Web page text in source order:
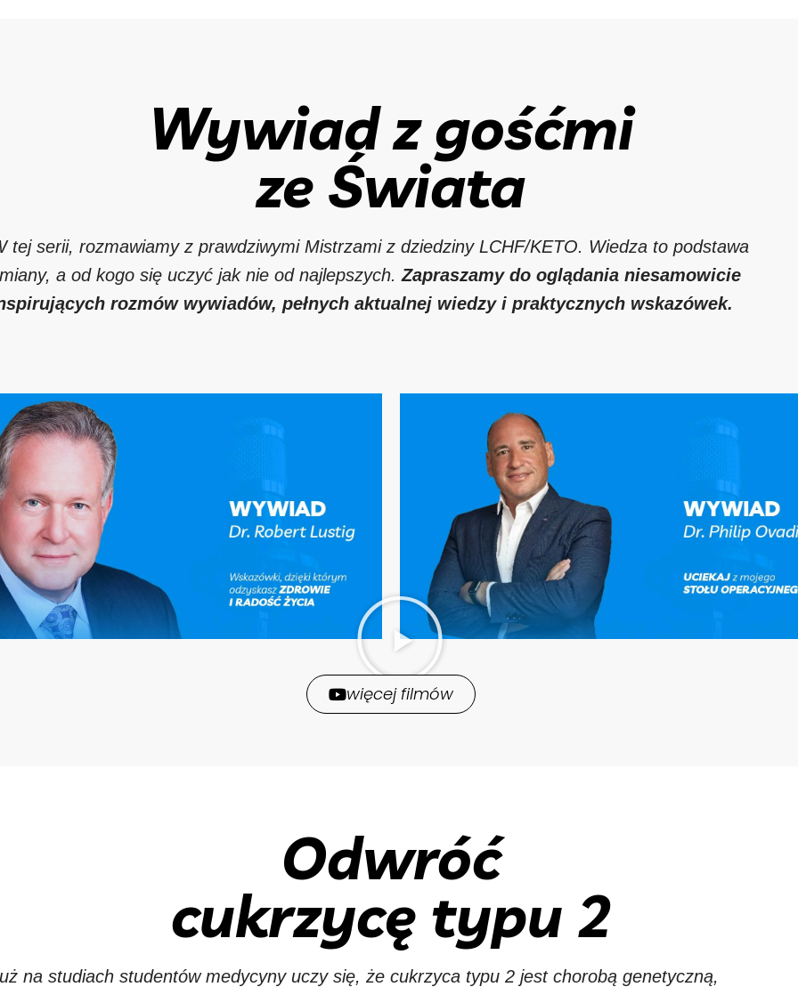
Wywiad z gośćmi
ze Świata
tej serii, rozmawiamy z prawdziwymi Mistrzami z dziedziny LCHF/KETO. Wiedza to podstawa
a od kogo się uczyć jak nie od najlepszych.Zapraszamy do oglądania niesamowicie
rozmów wywiadów, pełnych aktualnej wiedzy i praktycznych wskazówek.
więcej filmów
Odwróć
cukrzycę typu 2
na studiach studentów medycyny uczy się, że cukrzyca typu 2 jest chorobą genetyczną,